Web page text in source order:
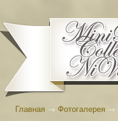
Главная → Фотогалерея →